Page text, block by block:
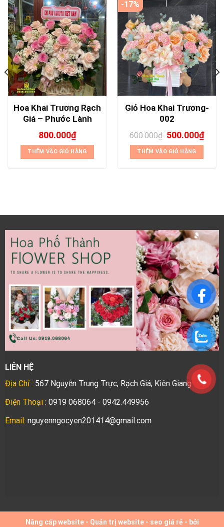
Hoa Khai Trương Rạch
Giá – Phước Lành
800.000₫
THÊM VÀO GIỎ HÀNG
-17%
Giỏ Hoa Khai Trương-
002
600.000₫ 500.000₫
THÊM VÀO GIỎ HÀNG
LIÊN HỆ
Địa Chỉ : 567 Nguyễn Trung Trực, Rạch Giá, Kiên Giang
Điện Thoại : 0919 068064 - 0942.449956
Email: nguyenngocyen201414@gmail.com
Nâng cấp website- Quản trị website- seo giá rẻ - bởi